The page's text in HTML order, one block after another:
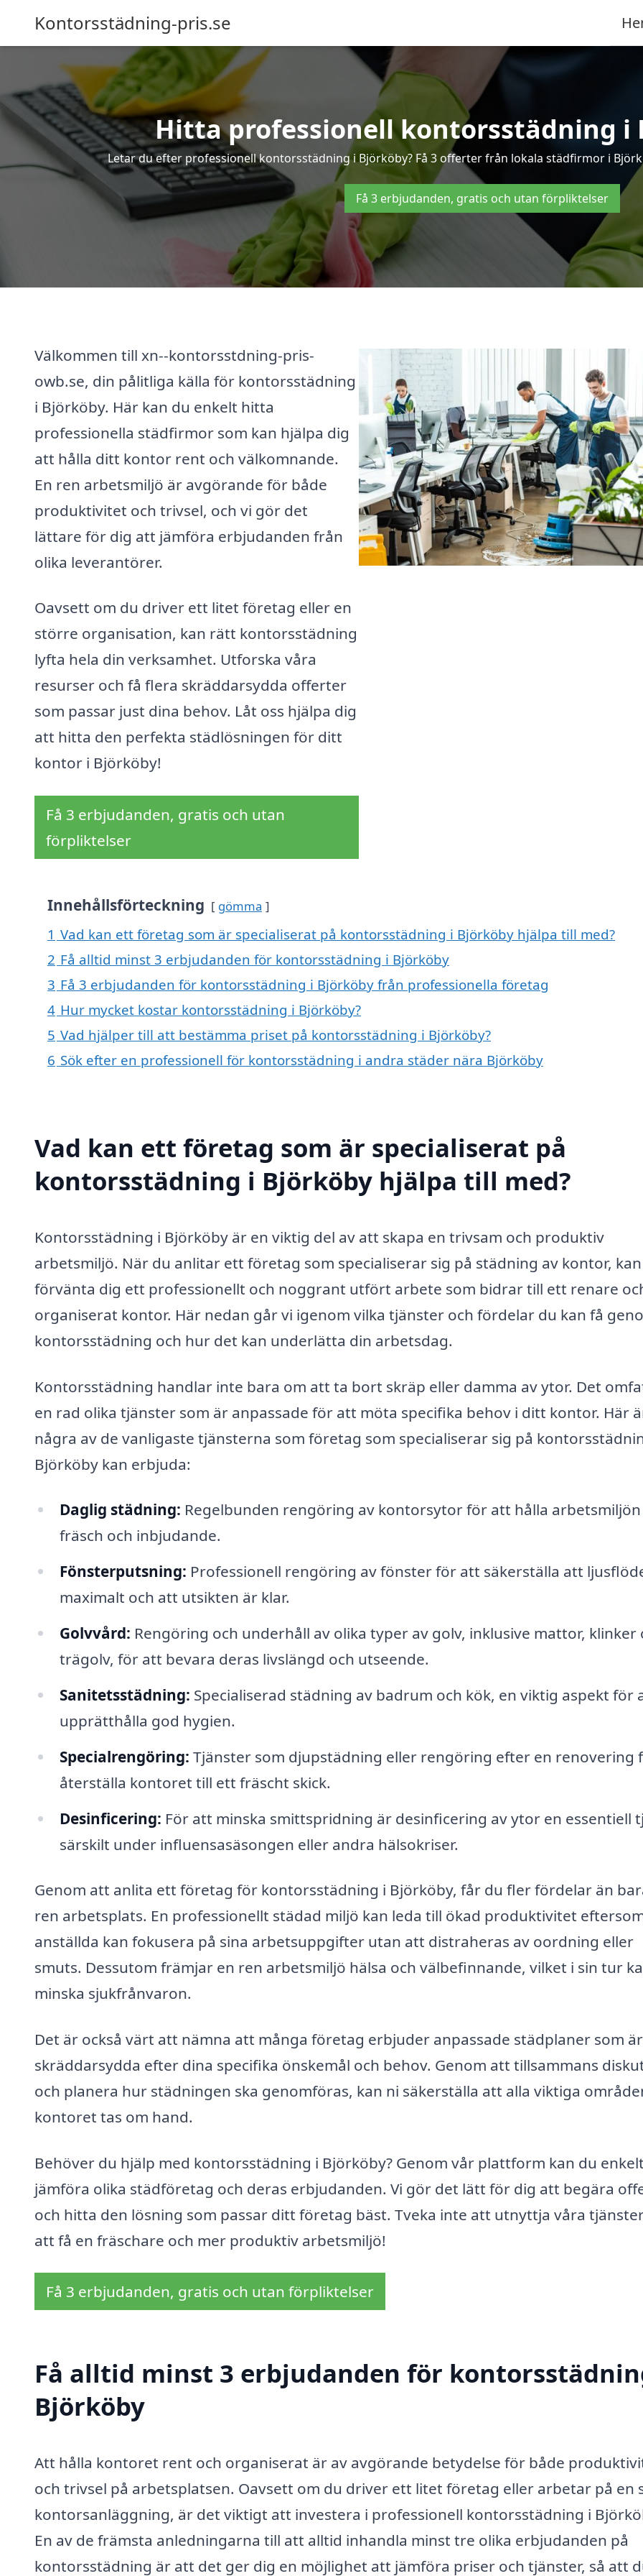
Kontorsstädning-pris.se
Hitta professionell kontorsstädning i
Letar du efter professionell kontorsstädning i Björköby? Få 3 offerter från lokala städfirmor i
Få 3 erbjudanden, gratis och utan förpliktelser
Välkommen till xn--kontorsstdning-pris-
owb.se, din pålitliga källa för kontorsstädning
i Björköby. Här kan du enkelt hitta
professionella städfirmor som kan hjälpa dig
att hålla ditt kontor rent och välkomnande.
En ren arbetsmiljö är avgörande för både
produktivitet och trivsel, och vi gör det
lättare för dig att jämföra erbjudanden från
olika leverantörer.
Oavsett om du driver ett litet företag eller en
större organisation, kan rätt kontorsstädning
lyfta hela din verksamhet. Utforska våra
resurser och få flera skräddarsydda offerter
som passar just dina behov. Låt oss hjälpa dig
att hitta den perfekta städlösningen för ditt
kontor i Björköby!
Få 3 erbjudanden, gratis och utan
förpliktelser
Innehållsförteckning gömma
1 Vad kan ett företag som är specialiserat på kontorsstädning i Björköby hjälpa till med?
2 Få alltid minst 3 erbjudanden för kontorsstädning i Björköby
3 Få 3 erbjudanden för kontorsstädning i Björköby från professionella företag
4 Hur mycket kostar kontorsstädning i Björköby?
5 Vad hjälper till att bestämma priset på kontorsstädning i Björköby?
6 Sök efter en professionell för kontorsstädning i andra städer nära Björköby
Vad kan ett företag som är specialiserat på
kontorsstädning i Björköby hjälpa till med?
Kontorsstädning i Björköby är en viktig del av att skapa en trivsam och produktiv
arbetsmiljö. När du anlitar ett företag som specialiserar sig på städning av kontor,
förvänta dig ett professionellt och noggrant utfört arbete som bidrar till ett renare
organiserat kontor. Här nedan går vi igenom vilka tjänster och fördelar du kan få
kontorsstädning och hur det kan underlätta din arbetsdag.
Kontorsstädning handlar inte bara om att ta bort skräp eller damma av ytor. Det
en rad olika tjänster som är anpassade för att möta specifika behov i ditt kontor. Här
några av de vanligaste tjänsterna som företag som specialiserar sig på
Björköby kan erbjuda:
Daglig städning: Regelbunden rengöring av kontorsytor för att hålla arbetsmiljön
fräsch och inbjudande.
Fönsterputsning: Professionell rengöring av fönster för att säkerställa att
maximalt och att utsikten är klar.
Golvvård: Rengöring och underhåll av olika typer av golv, inklusive mattor, klinker
trägolv, för att bevara deras livslängd och utseende.
Sanitetsstädning: Specialiserad städning av badrum och kök, en viktig aspekt för
upprätthålla god hygien.
Specialrengöring: Tjänster som djupstädning eller rengöring efter en renovering
återställa kontoret till ett fräscht skick.
Desinficering: För att minska smittspridning är desinficering av ytor en essentiell
särskilt under influensasäsongen eller andra hälsokriser.
Genom att anlita ett företag för kontorsstädning i Björköby, får du fler fördelar än
ren arbetsplats. En professionellt städad miljö kan leda till ökad produktivitet
anställda kan fokusera på sina arbetsuppgifter utan att distraheras av oordning eller
smuts. Dessutom främjar en ren arbetsmiljö hälsa och välbefinnande, vilket i sin tur
minska sjukfrånvaron.
Det är också värt att nämna att många företag erbjuder anpassade städplaner som är
skräddarsydda efter dina specifika önskemål och behov. Genom att tillsammans
och planera hur städningen ska genomföras, kan ni säkerställa att alla viktiga
kontoret tas om hand.
Behöver du hjälp med kontorsstädning i Björköby? Genom vår plattform kan du
jämföra olika städföretag och deras erbjudanden. Vi gör det lätt för dig att begära
och hitta den lösning som passar ditt företag bäst. Tveka inte att utnyttja våra
att få en fräschare och mer produktiv arbetsmiljö!
Få 3 erbjudanden, gratis och utan förpliktelser
Få alltid minst 3 erbjudanden för
Björköby
Att hålla kontoret rent och organiserat är av avgörande betydelse för både
och trivsel på arbetsplatsen. Oavsett om du driver ett litet företag eller arbetar på en
kontorsanläggning, är det viktigt att investera i professionell kontorsstädning i
En av de främsta anledningarna till att alltid inhandla minst tre olika erbjudanden på
kontorsstädning är att det ger dig en möjlighet att jämföra priser och tjänster, så att